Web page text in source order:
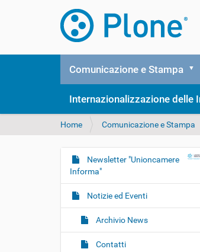
Comunicazione e Stampa
Internazionalizzazione delle
T
s
q
i
Home Comunicazione e Stampa
N
a
v
i
a
Newsletter "Unioncamere
Informa"
Notizie ed Eventi
Archivio News
Contatti